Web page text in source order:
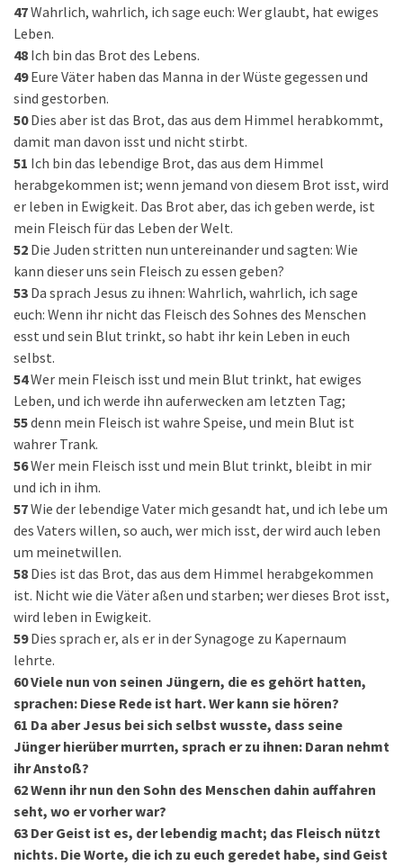
47Wahrlich, wahrlich, ich sage euch: Wer glaubt, hat ewiges
Leben.
48 Ich bin das Brot des Lebens.
49 Eure Väter haben das Manna in der Wüste gegessen und
sind gestorben.
50 Dies aber ist das Brot, das aus dem Himmel herabkommt,
damit man davon isst und nicht stirbt.
51 Ich bin das lebendige Brot, das aus dem Himmel
herabgekommen ist; wenn jemand von diesem Brot isst, wird
er leben in Ewigkeit. Das Brot aber, das ich geben werde, ist
mein Fleisch für das Leben der Welt.
52 Die Juden stritten nun untereinander und sagten: Wie
kann dieser uns sein Fleisch zu essen geben?
53 Da sprach Jesus zu ihnen: Wahrlich, wahrlich, ich sage
euch: Wenn ihr nicht das Fleisch des Sohnes des Menschen
esst und sein Blut trinkt, so habt ihr kein Leben in euch
selbst.
54Wer mein Fleisch isst und mein Blut trinkt, hat ewiges
Leben, und ich werde ihn auferwecken am letzten Tag;
55denn mein Fleisch ist wahre Speise, und mein Blut ist
wahrer Trank.
56Wer mein Fleisch isst und mein Blut trinkt, bleibt in mir
und ich in ihm.
57Wie der lebendige Vater mich gesandt hat, und ich lebe um
des Vaters willen, so auch, wer mich isst, der wird auch leben
um meinetwillen.
58 Dies ist das Brot, das aus dem Himmel herabgekommen
ist. Nicht wie die Väter aßen und starben; wer dieses Brot isst,
wird leben in Ewigkeit.
59 Dies sprach er, als er in der Synagoge zu Kapernaum
lehrte.
60Viele nun von seinen Jüngern, die es gehört hatten,
sprachen: Diese Rede ist hart. Wer kann sie hören?
61 Da aber Jesus bei sich selbst wusste, dass seine
Jünger hierüber murrten, sprach er zu ihnen: Daran nehmt
ihr Anstoß?
62Wenn ihr nun den Sohn des Menschen dahin auffahren
seht, wo er vorher war?
63 Der Geist ist es, der lebendig macht; das Fleisch nützt
nichts. Die Worte, die ich zu euch geredet habe, sind Geist